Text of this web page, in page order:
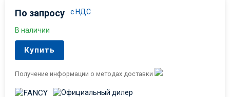
По запросу с НДС
В наличии
Купить
Получение информации о методах доставки